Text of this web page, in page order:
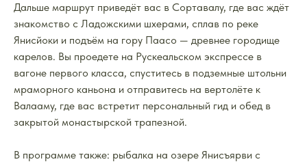
Дальше маршрут приведёт вас в Сортавалу, где вас ждёт
знакомство с Ладожскими шхерами, сплав по реке
Янисйоки и подъём на гору Паасо — древнее городище
карелов. Вы проедете на Рускеальском экспрессе в
вагоне первого класса, спуститесь в подземные штольни
мраморного каньона и отправитесь на вертолёте к
Валааму, где вас встретит персональный гид и обед в
закрытой монастырской трапезной.
В программе также: рыбалка на озере Янисъярви с